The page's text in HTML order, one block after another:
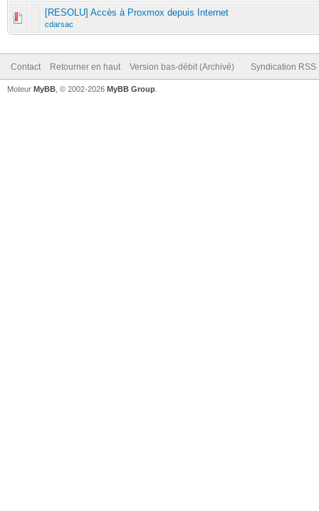
[RESOLU] Accès à Proxmox depuis Internet
cdarsac
Contact Retourner en haut Version bas-débit (Archivé) Syndication RSS
Moteur MyBB , © 2002-2026 MyBB Group